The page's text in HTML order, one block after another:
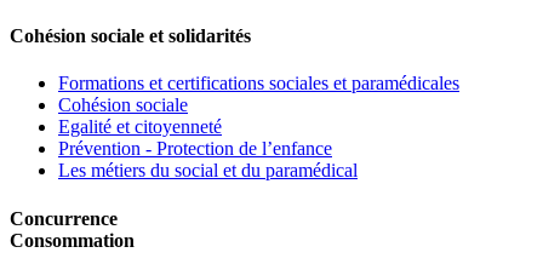
Cohésion sociale et solidarités
Formations et certifications sociales et paramédicales
Cohésion sociale
Egalité et citoyenneté
Prévention - Protection de l’enfance
Les métiers du social et du paramédical
Concurrence
Consommation